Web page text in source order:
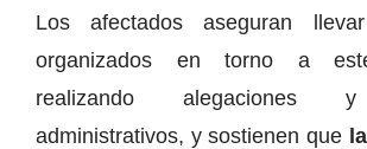
Los afectados aseguran
organizados en torno a
realizando alegaciones
administrativos, y sostienen que